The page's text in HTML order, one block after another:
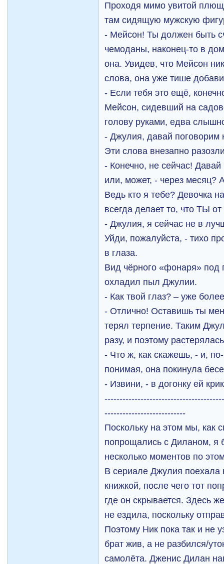
Проходя мимо увитой
там сидящую мужскую
- Мейсон! Ты должен быть
чемоданы, наконец-то в
она. Увидев, что Мейсон
слова, она уже тише
- Если тебя это ещё,
Мейсон, сидевший на
голову руками, едва
- Джулия, давай поговорим
Эти слова внезапно
- Конечно, не сейчас!
или, может, - через месяц?
Ведь кто я тебе? Девочка
всегда делает то, что ТЫ
- Джулия, я сейчас не в
Уйди, пожалуйста, - тихо
в глаза.
Вид чёрного «фонаря» под
охладил пыл Джулии.
- Как твой глаз? – уже
- Отлично! Оставишь ты
терял терпение. Таким
разу, и поэтому
- Что ж, как скажешь, - и,
понимая, она покинула
- Извини, - в догонку ей
---------------------------
Поскольку на этом мы, как
попрощались с Диланом, я
несколько моментов по
В сериале Джулия поехала
книжкой, после чего тот
где он скрывается. Здесь
не ездила, поскольку
Поэтому Ник пока так и не
брат жив, а не разбился/
самолёта. Дженис Дилан